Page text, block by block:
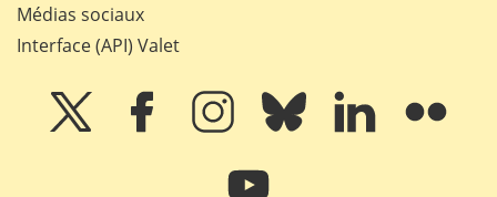
Médias sociaux
Interface (API) Valet